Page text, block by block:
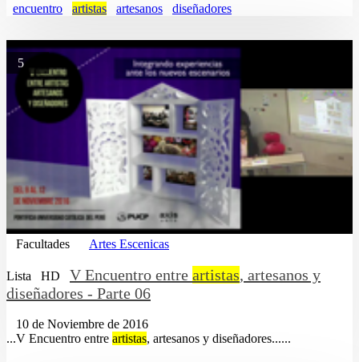
encuentro artistas artesanos diseñadores
5
Facultades Artes Escenicas
Lista HD V Encuentro entre artistas, artesanos y
diseñadores - Parte 06
10 de Noviembre de 2016
...V Encuentro entre artistas, artesanos y diseñadores......